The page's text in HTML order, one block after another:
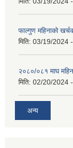
फाल्गुण महिनाको
मिति: 03/19/2024
२०८०/०८१ माघ
मिति: 02/20/2024
अन्य